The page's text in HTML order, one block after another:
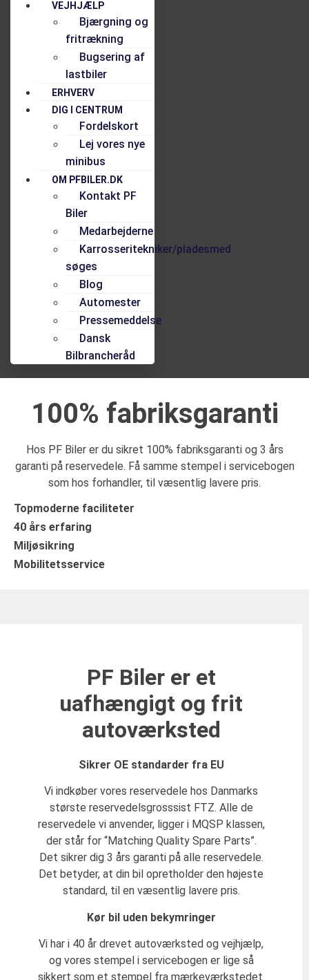
VEJHJÆLP
Bjærgning og
fritrækning
Bugsering af
lastbiler
ERHVERV
DIG I CENTRUM
Fordelskort
Lej vores nye
minibus
OM PFBILER.DK
Kontakt PF
Biler
Medarbejderne
Karrosseritekniker/pladesmed
søges
Blog
Automester
Pressemeddelse
Dansk
Bilbrancheråd
100% fabriksgaranti
Hos PF Biler er du sikret 100% fabriksgaranti og 3 års
garanti på reservedele. Få samme stempel i servicebogen
som hos forhandler, til væsentlig lavere pris.
Topmoderne faciliteter
40 års erfaring
Miljøsikring
Mobilitetsservice
PF Biler er et
uafhængigt og frit
autoværksted
Sikrer OE standarder fra EU
Vi indkøber vores reservedele hos Danmarks
største reservedelsgrosssist FTZ. Alle de
reservedele vi anvender, ligger i MQSP klassen,
der står for “Matching Quality Spare Parts”.
Det sikrer dig 3 års garanti på alle reservedele.
Det betyder, at din bil opretholder den højeste
standard, til en væsentlig lavere pris.
Kør bil uden bekymringer
Vi har i 40 år drevet autoværksted og vejhjælp,
og vores stempel i servicebogen er lige så
sikkert som et stempel fra mærkeværkstedet.